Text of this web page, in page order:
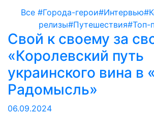
Все #Города-герои#Интервью
релизы#Путешествия#Топ-
Свой к своему за
«Королевский путь
украинского вина в
Радомысль»
06.09.2024